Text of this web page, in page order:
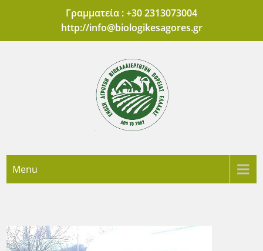
content
Γραμματεία : +30 2313073004
http://info@biologikesagores.gr
'Ενωση Αγροτών
Βιοκαλλιεργητών
Βόρειας Ελλάδας
Menu